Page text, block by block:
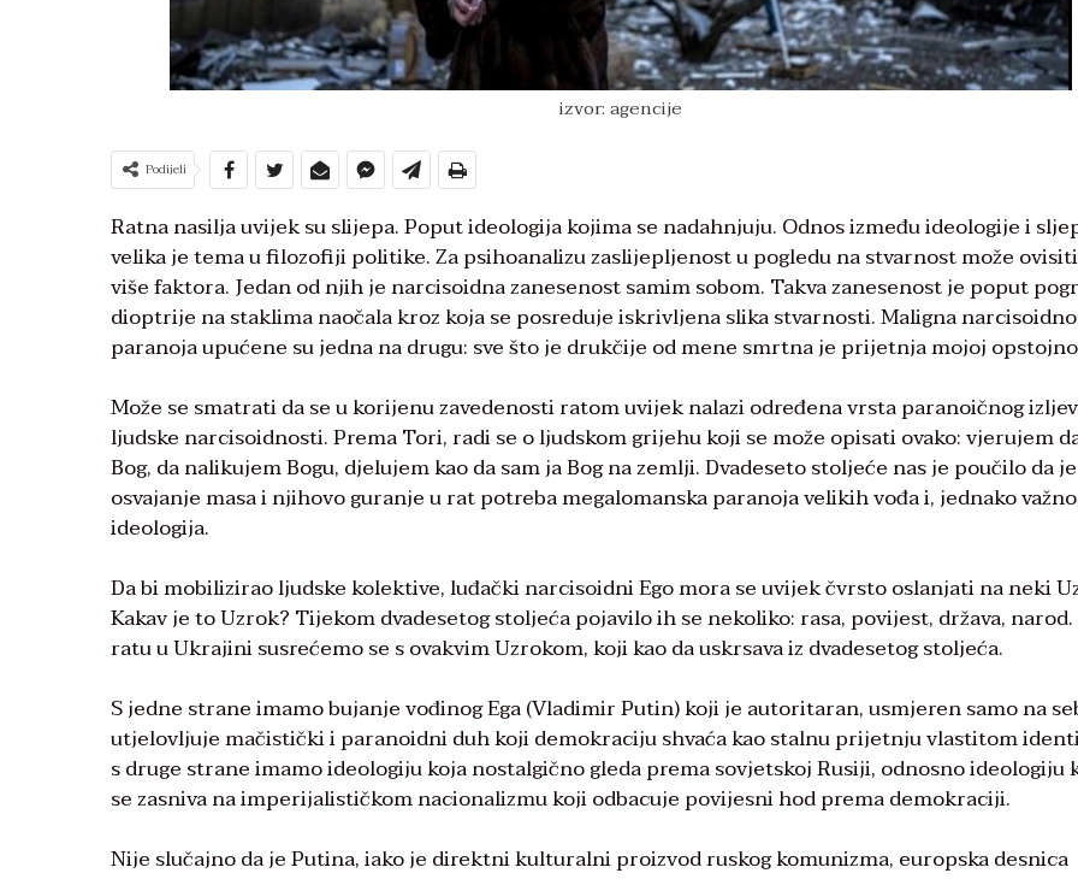
izvor: agencije
Podijeli
Ratna nasilja uvijek su slijepa. Poput ideologija kojima se nadahnjuju. Odnos između ideologije i
velika je tema u filozofiji politike. Za psihoanalizu zaslijepljenost u pogledu na stvarnost može
više faktora. Jedan od njih je narcisoidna zanesenost samim sobom. Takva zanesenost je poput
dioptrije na staklima naočala kroz koja se posreduje iskrivljena slika stvarnosti. Maligna
paranoja upućene su jedna na drugu: sve što je drukčije od mene smrtna je prijetnja mojoj
Može se smatrati da se u korijenu zavedenosti ratom uvijek nalazi određena vrsta paranoičnog
ljudske narcisoidnosti. Prema Tori, radi se o ljudskom grijehu koji se može opisati ovako: vjerujem
Bog, da nalikujem Bogu, djelujem kao da sam ja Bog na zemlji. Dvadeseto stoljeće nas je poučilo da
osvajanje masa i njihovo guranje u rat potreba megalomanska paranoja velikih vođa i, jednako
ideologija.
Da bi mobilizirao ljudske kolektive, luđački narcisoidni Ego mora se uvijek čvrsto oslanjati na neki
Kakav je to Uzrok? Tijekom dvadesetog stoljeća pojavilo ih se nekoliko: rasa, povijest, država,
ratu u Ukrajini susrećemo se s ovakvim Uzrokom, koji kao da uskrsava iz dvadesetog stoljeća.
S jedne strane imamo bujanje vođinog Ega (Vladimir Putin) koji je autoritaran, usmjeren samo na
utjelovljuje mačistički i paranoidni duh koji demokraciju shvaća kao stalnu prijetnju vlastitom
s druge strane imamo ideologiju koja nostalgično gleda prema sovjetskoj Rusiji, odnosno ideologiju
se zasniva na imperijalističkom nacionalizmu koji odbacuje povijesni hod prema demokraciji.
Nije slučajno da je Putina, iako je direktni kulturalni proizvod ruskog komunizma, europska desnica